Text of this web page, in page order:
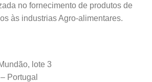
no fornecimento de produtos de
às industrias Agro-alimentares.
lote 3
Portugal